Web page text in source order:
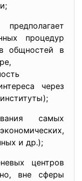
процедур
общностей в
сфере,
через
самых
и др.);
центров
вне сферы